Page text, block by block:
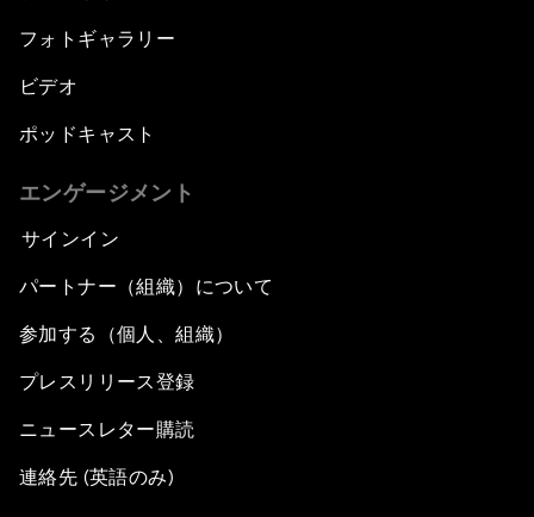
フォトギャラリー
ビデオ
ポッドキャスト
エンゲージメント
サインイン
パートナー（組織）について
参加する（個人、組織）
プレスリリース登録
ニュースレター購読
連絡先 (英語のみ)